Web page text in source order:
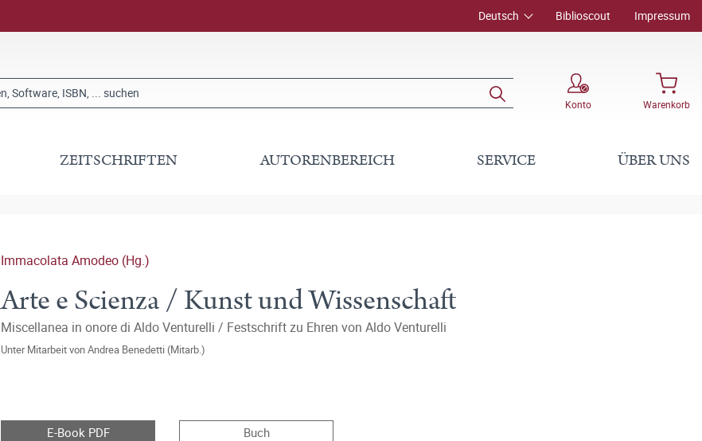
Deutsch Biblioscout Impressum
Konto Warenkorb
ZEITSCHRIFTEN AUTORENBEREICH SERVICE ÜBER UNS
Immacolata Amodeo (Hg.)
Arte e Scienza / Kunst und Wissenschaft
Miscellanea in onore di Aldo Venturelli / Festschrift zu Ehren von Aldo Venturelli
Unter Mitarbeit vonAndrea Benedetti (Mitarb.)
E-Book PDF Buch